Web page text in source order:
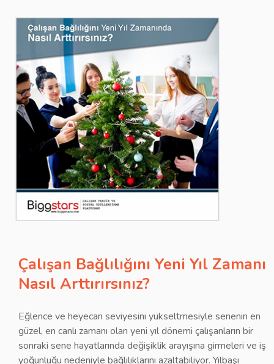
Çalışan Bağlılığını Yeni Yıl Zamanı
Nasıl Arttırırsınız?
Eğlence ve heyecan seviyesini yükseltmesiyle senenin en
güzel, en canlı zamanı olan yeni yıl dönemi çalışanların bir
sonraki sene hayatlarında değişiklik arayışına girmeleri ve iş
yoğunluğu nedeniyle bağlılıklarını azaltabiliyor. Yılbaşı